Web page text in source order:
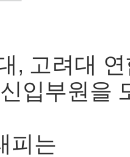
, 고려대
입부원을
피는